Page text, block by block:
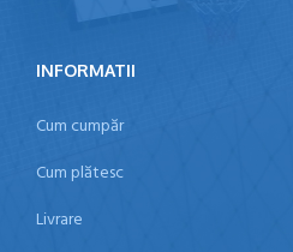
INFORMATII
Cum cumpăr
Cum plătesc
Livrare